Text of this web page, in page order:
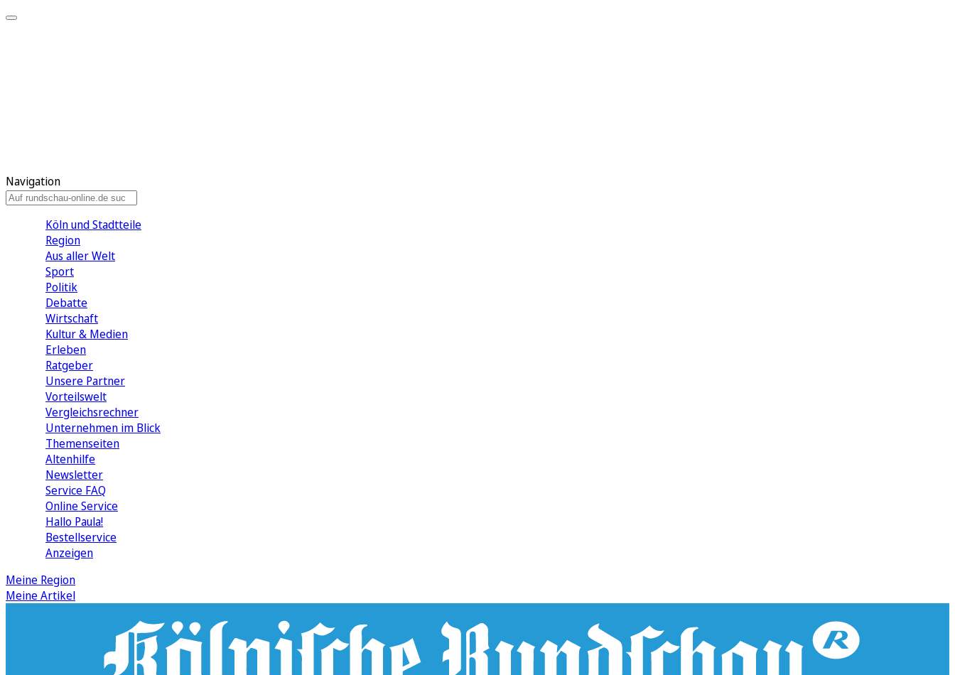
Navigation
Köln und Stadtteile
Region
Aus aller Welt
Sport
Politik
Debatte
Wirtschaft
Kultur & Medien
Erleben
Ratgeber
Unsere Partner
Vorteilswelt
Vergleichsrechner
Unternehmen im Blick
Themenseiten
Altenhilfe
Newsletter
Service FAQ
Online Service
Hallo Paula!
Bestellservice
Anzeigen
Meine Region
Meine Artikel